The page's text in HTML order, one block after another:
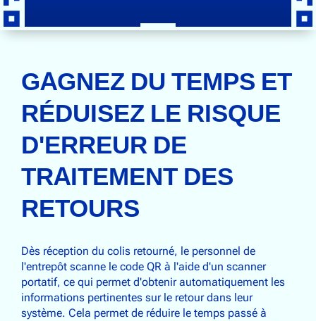
GAGNEZ DU TEMPS ET
RÉDUISEZ LE RISQUE
D'ERREUR DE
TRAITEMENT DES
RETOURS
Dès réception du colis retourné, le personnel de
l'entrepôt scanne le code QR à l'aide d'un scanner
portatif, ce qui permet d'obtenir automatiquement les
informations pertinentes sur le retour dans leur
système. Cela permet de réduire le temps passé à